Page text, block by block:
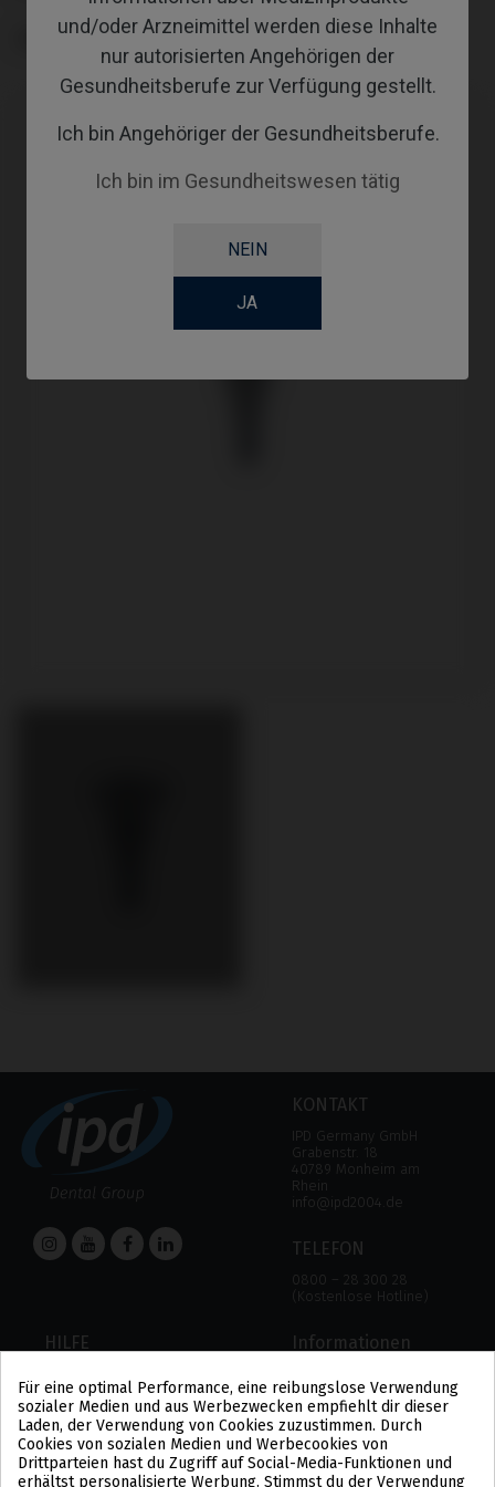
und/oder Arzneimittel werden diese Inhalte
nur autorisierten Angehörigen der
Gesundheitsberufe zur Verfügung gestellt.
Ich bin Angehöriger der Gesundheitsberufe.
Ich bin im Gesundheitswesen tätig
NEIN
JA
GINGIVALHEIGHT
KONTAKT
IPD Germany GmbH
Grabenstr. 18
40789 Monheim am
Rhein
info@ipd2004.de
TELEFON
0800 – 28 300 28
(Kostenlose Hotline)
HILFE
HILFE
ZAHLUNGSMODALITÄTEN
VERSAND UND RÜCKGABE
Informationen
RECHTLICHER HINWEIS
DATENSCHUTZBESTIMMUNGEN
COOKIE-POLITIK
ALLGEMEINE
GESCHÄFTSBEDINGUNGEN
US
Für eine optimal Performance, eine reibungslose Verwendung
sozialer Medien und aus Werbezwecken empfiehlt dir dieser
Laden, der Verwendung von Cookies zuzustimmen. Durch
Cookies von sozialen Medien und Werbecookies von
Drittparteien hast du Zugriff auf Social-Media-Funktionen und
erhältst personalisierte Werbung. Stimmst du der Verwendung